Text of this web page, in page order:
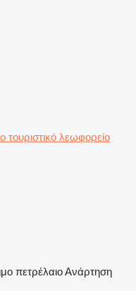
τουριστικό λεωφορείο
πετρέλαιοΑνάρτηση